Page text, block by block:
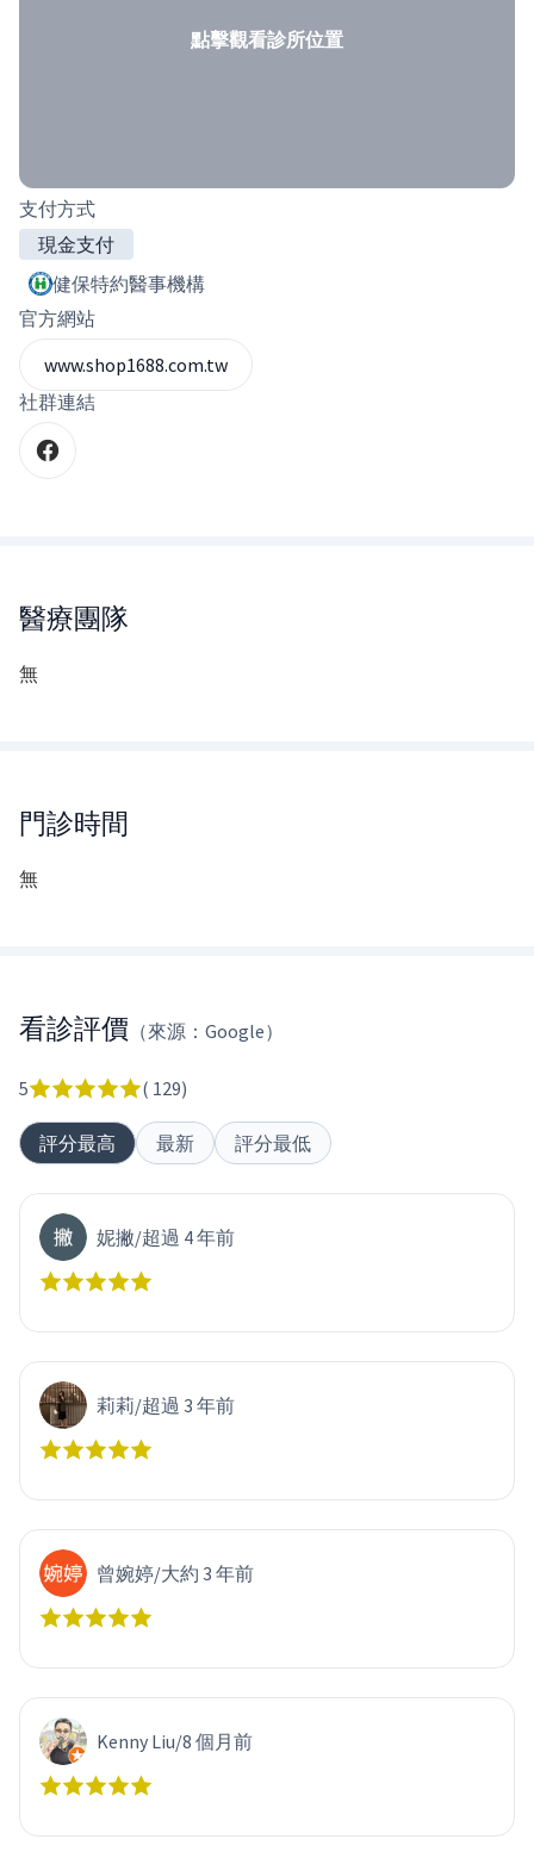
點擊觀看診所位置
支付方式
現金支付
健保特約醫事機構
官方網站
www.shop1688.com.tw
社群連結
醫療團隊
無
門診時間
無
看診評價 （來源：Google）
5 ( 129)
評分最高 最新 評分最低
妮撇/超過 4 年前
莉莉/超過 3 年前
曾婉婷/大約 3 年前
Kenny Liu/8 個月前